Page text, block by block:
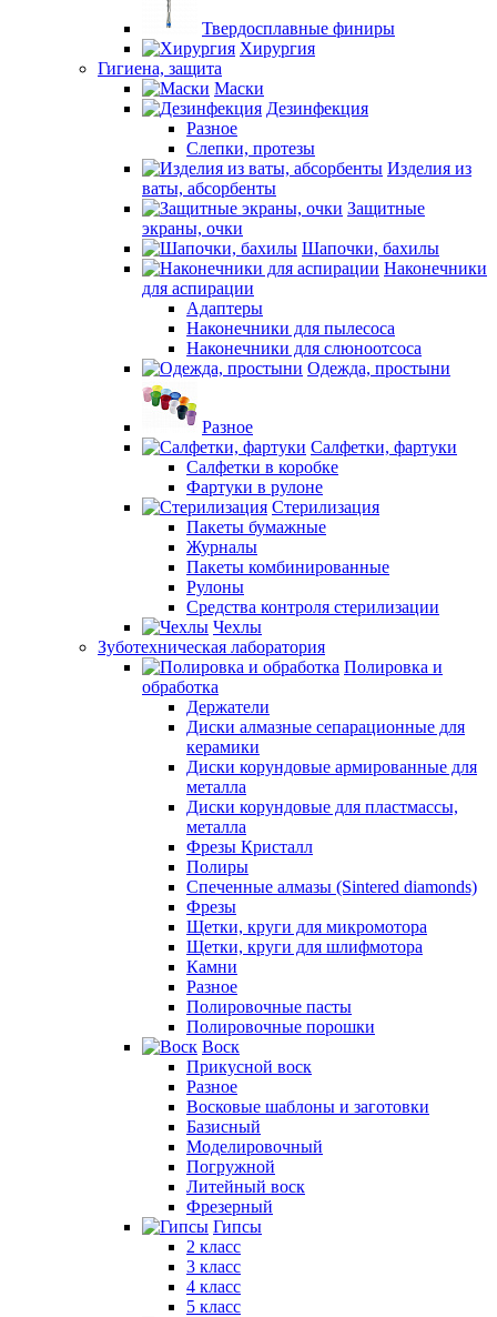
Твердосплавные финиры
Хирургия
Гигиена, защита
Маски
Дезинфекция
Разное
Слепки, протезы
Изделия из
ваты, абсорбенты
Защитные
экраны, очки
Шапочки, бахилы
Наконечники
для аспирации
Адаптеры
Наконечники для пылесоса
Наконечники для слюноотсоса
Одежда, простыни
Разное
Салфетки, фартуки
Салфетки в коробке
Фартуки в рулоне
Стерилизация
Пакеты бумажные
Журналы
Пакеты комбинированные
Рулоны
Средства контроля стерилизации
Чехлы
Зуботехническая лаборатория
Полировка и
обработка
Держатели
Диски алмазные сепарационные для
керамики
Диски корундовые армированные для
металла
Диски корундовые для пластмассы,
металла
Фрезы Кристалл
Полиры
Спеченные алмазы (Sintered diamonds)
Фрезы
Щетки, круги для микромотора
Щетки, круги для шлифмотора
Камни
Разное
Полировочные пасты
Полировочные порошки
Воск
Прикусной воск
Разное
Восковые шаблоны и заготовки
Базисный
Моделировочный
Погружной
Литейный воск
Фрезерный
Гипсы
2 класс
3 класс
4 класс
5 класс